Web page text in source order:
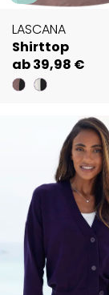
LASCANA
Shirttop
ab 39,98 €